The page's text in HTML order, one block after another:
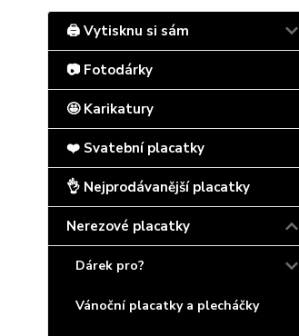
🖨️ Vytisknu si sám
📷 Fotodárky
🤩 Karikatury
❤️ Svatební placatky
👌 Nejprodávanější placatky
Nerezové placatky
Dárek pro?
Vánoční placatky a plecháčky